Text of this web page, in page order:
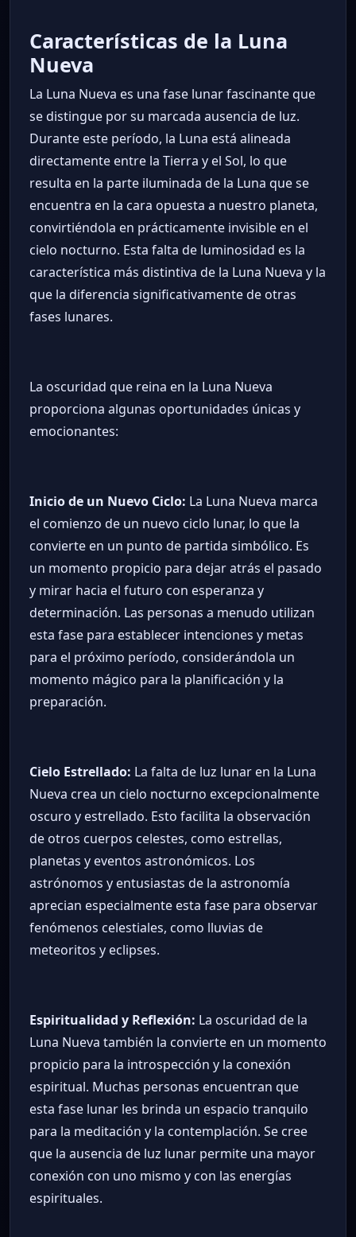
Características de la Luna
Nueva
La Luna Nueva es una fase lunar fascinante que
se distingue por su marcada ausencia de luz.
Durante este período, la Luna está alineada
directamente entre la Tierra y el Sol, lo que
resulta en la parte iluminada de la Luna que se
encuentra en la cara opuesta a nuestro planeta,
convirtiéndola en prácticamente invisible en el
cielo nocturno. Esta falta de luminosidad es la
característica más distintiva de la Luna Nueva y la
que la diferencia significativamente de otras
fases lunares.
La oscuridad que reina en la Luna Nueva
proporciona algunas oportunidades únicas y
emocionantes:
Inicio de un Nuevo Ciclo: La Luna Nueva marca
el comienzo de un nuevo ciclo lunar, lo que la
convierte en un punto de partida simbólico. Es
un momento propicio para dejar atrás el pasado
y mirar hacia el futuro con esperanza y
determinación. Las personas a menudo utilizan
esta fase para establecer intenciones y metas
para el próximo período, considerándola un
momento mágico para la planificación y la
preparación.
Cielo Estrellado: La falta de luz lunar en la Luna
Nueva crea un cielo nocturno excepcionalmente
oscuro y estrellado. Esto facilita la observación
de otros cuerpos celestes, como estrellas,
planetas y eventos astronómicos. Los
astrónomos y entusiastas de la astronomía
aprecian especialmente esta fase para observar
fenómenos celestiales, como lluvias de
meteoritos y eclipses.
Espiritualidad y Reflexión: La oscuridad de la
Luna Nueva también la convierte en un momento
propicio para la introspección y la conexión
espiritual. Muchas personas encuentran que
esta fase lunar les brinda un espacio tranquilo
para la meditación y la contemplación. Se cree
que la ausencia de luz lunar permite una mayor
conexión con uno mismo y con las energías
espirituales.